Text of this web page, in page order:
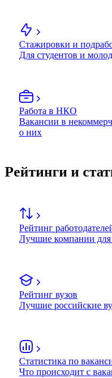
Стажировки и
Для студентов и
Работа в НКО
Вакансии в
о них
Рейтинги и
Рейтинг
Лучшие компании
Рейтинг вузов
Лучшие российские
Статистика по
Что происходит с